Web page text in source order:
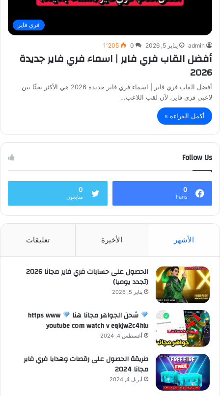
فري فاير
admin يناير 5, 2026 0 1٬205
أفضل القاب فري فاير | اسماء فري فاير جديدة
2026
أفضل القاب فري فاير | اسماء فري فاير جديدة 2026 هي الأكثر بحثًا بين
لاعبي فري فاير، لأن لقب اللاعب…
أكمل القراءة »
Follow Us
0
Fans
0
متابعون
الأشهر الأخيرة تعليقات
الحصول على حسابات فري فاير مجانا 2026
(تجدد يوميا)
يناير 5, 2026
شحن الجواهر مجانا هنا
https www
youtube com watch v eqkjw2c4hlu
أغسطس 4, 2024
طريقة الحصول على رقصات وهدايا فري فاير
مجانا 2024
أبريل 4, 2024